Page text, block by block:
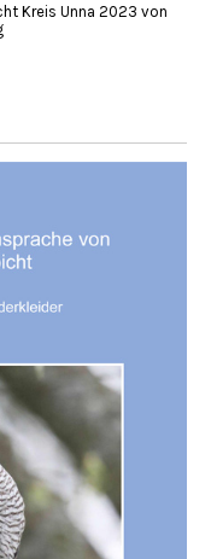
Kreis Unna 2023 von